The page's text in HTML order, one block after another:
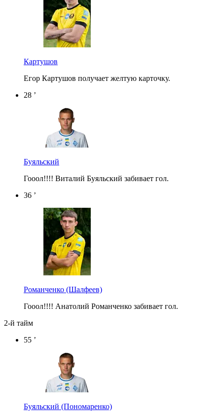
Картушов
Егор Картушов получает желтую карточку.
28 ’
Буяльский
Гооол!!!! Виталий Буяльский забивает гол.
36 ’
Романченко (Шалфеев)
Гооол!!!! Анатолий Романченко забивает гол.
2-й тайм
55 ’
Буяльский (Пономаренко)